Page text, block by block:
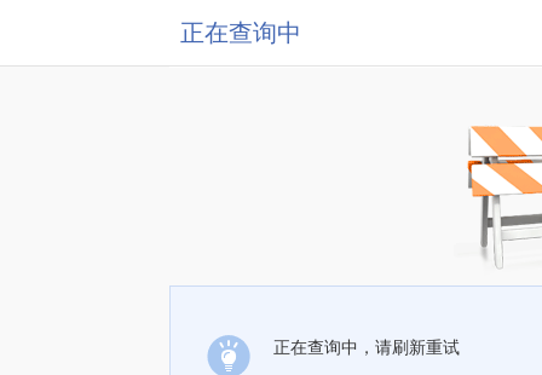
正在查询中
正在查询中，请刷新重试